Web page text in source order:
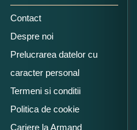
Contact
Despre noi
Prelucrarea datelor cu
caracter personal
Termeni si conditii
Politica de cookie
Cariere la Armand